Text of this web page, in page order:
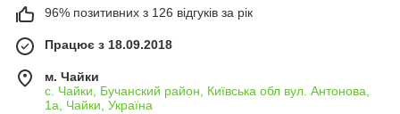
96% позитивних з 126 відгуків за рік
Працює з 18.09.2018
м. Чайки
с. Чайки, Бучанский район, Київська обл вул. Антонова,
1а, Чайки, Україна